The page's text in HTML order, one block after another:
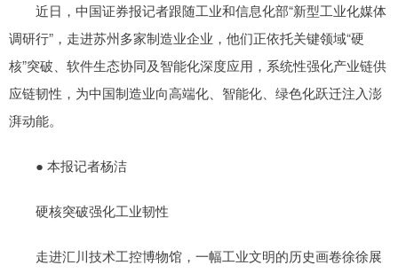
近日，中国证券报记者跟随工业和信息化部“新型工业化媒体
调研行”，走进苏州多家制造业企业，他们正依托关键领域“硬
核”突破、软件生态协同及智能化深度应用，系统性强化产业链供
应链韧性，为中国制造业向高端化、智能化、绿色化跃迁注入澎
湃动能。
● 本报记者杨洁
硬核突破强化工业韧性
走进汇川技术工控博物馆，一幅工业文明的历史画卷徐徐展